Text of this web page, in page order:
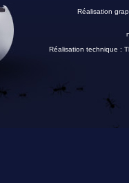
Réalisation
Réalisation technique :